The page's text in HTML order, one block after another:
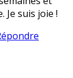
Je suis joie !